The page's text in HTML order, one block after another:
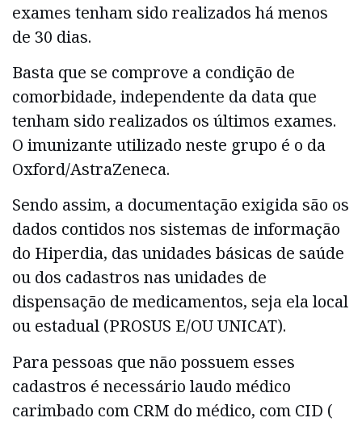
exames tenham sido realizados há menos
de 30 dias.
Basta que se comprove a condição de
comorbidade, independente da data que
tenham sido realizados os últimos exames.
O imunizante utilizado neste grupo é o da
Oxford/AstraZeneca.
Sendo assim, a documentação exigida são os
dados contidos nos sistemas de informação
do Hiperdia, das unidades básicas de saúde
ou dos cadastros nas unidades de
dispensação de medicamentos, seja ela local
ou estadual (PROSUS E/OU UNICAT).
Para pessoas que não possuem esses
cadastros é necessário laudo médico
carimbado com CRM do médico, com CID (